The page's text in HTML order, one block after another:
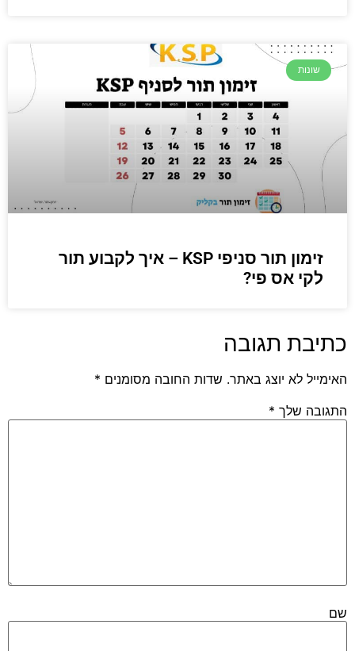
שונות
זימון תור סניפי KSP – איך לקבוע תור
לקי אס פי?
כתיבת תגובה
האימייל לא יוצג באתר. שדות החובה מסומנים *
התגובה שלך *
שם